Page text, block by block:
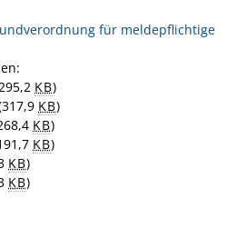
für meldepflichtige
KB)
KB)
KB)
KB)
KB)
KB)